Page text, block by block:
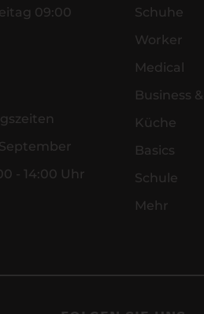
09:00
- 14:00 Uhr
Schuhe
Worker
Medical
Business
Küche
Basics
Schule
Mehr